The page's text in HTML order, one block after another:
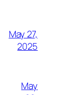
May 27,
2025
May